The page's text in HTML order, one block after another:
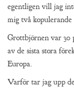
egentligen vill jag
mig två
Grottbjörnen var 30
av de sista stora
Europa.
Varför tar jag upp